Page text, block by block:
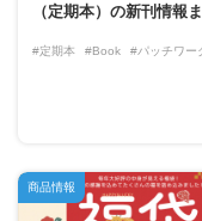
（定期本）の新刊情報
#定期本 #Book #パッチワー
商品情報